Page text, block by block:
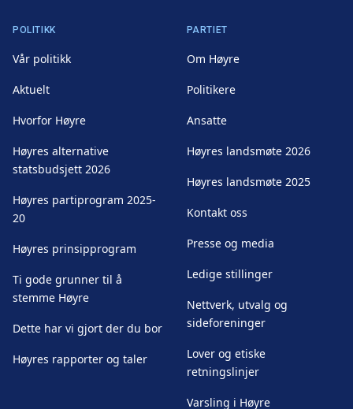
POLITIKK
Vår politikk
Aktuelt
Hvorfor Høyre
Høyres alternative
statsbudsjett 2026
Høyres partiprogram 2025-
20
Høyres prinsipprogram
Ti gode grunner til å
stemme Høyre
Dette har vi gjort der du bor
Høyres rapporter og taler
PARTIET
Om Høyre
Politikere
Ansatte
Høyres landsmøte 2026
Høyres landsmøte 2025
Kontakt oss
Presse og media
Ledige stillinger
Nettverk, utvalg og
sideforeninger
Lover og etiske
retningslinjer
Varsling i Høyre